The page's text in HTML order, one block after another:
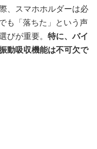
、スマホホルダーは必
も「落ちた」という声
びが重要。 特に、バイ
動吸収機能は不可欠で